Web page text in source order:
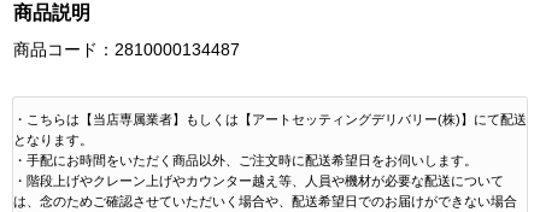
商品説明
商品コード：2810000134487
・こちらは【当店専属業者】もしくは【アートセッティングデリバリー(株)】にて配送
となります。
・手配にお時間をいただく商品以外、ご注文時に配送希望日をお伺いします。
・階段上げやクレーン上げやカウンター越え等、人員や機材が必要な配送について
は、念のためご確認させていただいく場合や、配送希望日でのお届けができない場合